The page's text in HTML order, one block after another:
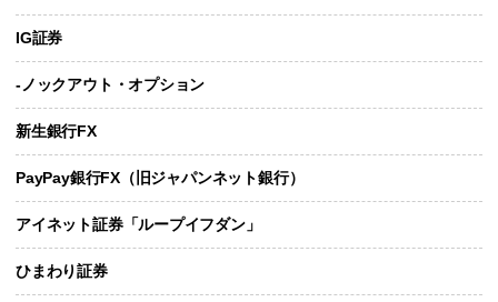
IG証券
-ノックアウト・オプション
新生銀行FX
PayPay銀行FX（旧ジャパンネット銀行）
アイネット証券「ループイフダン」
ひまわり証券